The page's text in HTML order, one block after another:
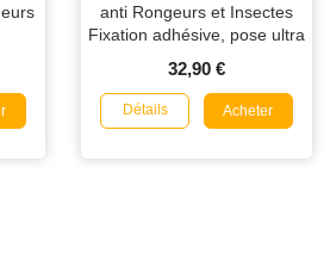
anti Rongeurs et Insectes
Fixation adhésive, pose ultra
32,90 €
Détails Acheter